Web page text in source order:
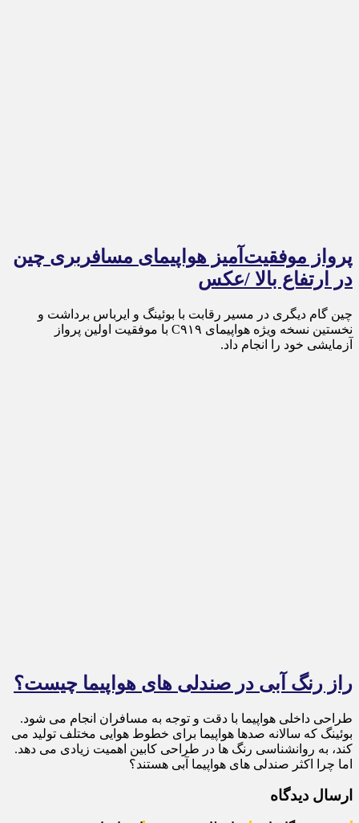
پرواز موفقیت‌آمیز هواپیمای مسافربری چین
در ارتفاع بالا /عکس
چین گام دیگری در مسیر رقابت با بوئینگ و ایرباس برداشت و
نخستین نسخه ویژه هواپیمای C۹۱۹ با موفقیت اولین پرواز
آزمایشی خود را انجام داد.
راز رنگ آبی در صندلی های هواپیما چیست؟
طراحی داخلی هواپیما با دقت و توجه به مسافران انجام می شود.
بوئینگ که سالانه صدها هواپیما برای خطوط هوایی مختلف تولید می
کند، به روانشناسی رنگ ها در طراحی کابین اهمیت زیادی می دهد.
اما چرا اکثر صندلی های هواپیما آبی هستند؟
ارسال دیدگاه